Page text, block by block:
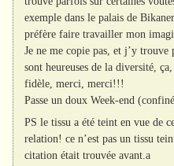
exemple dans le palais de
préfère faire travailler mon
Je ne me copie pas, et j’y
sont heureuses de la diversité,
fidèle, merci, merci!!!
Passe un doux Week-end
PS le tissu a été teint en vue de
relation! ce n’est pas un tissu
citation était trouvée avant.a